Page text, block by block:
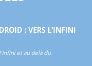
: VERS L’INFINI
et au delà du